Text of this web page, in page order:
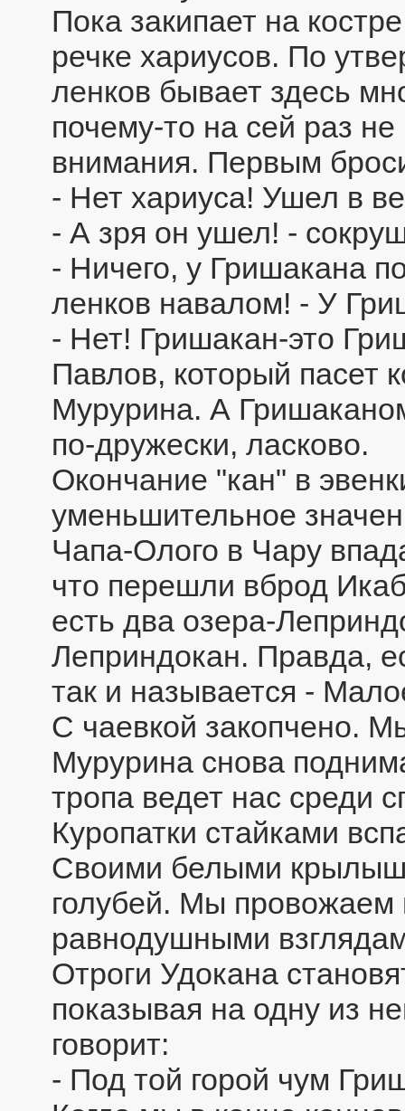
Пока закипает на
речке хариусов. По
ленков бывает здесь
почему-то на сей раз
внимания. Первым
- Нет хариуса! Ушел в
- А зря он ушел! -
- Ничего, у Гришакана
ленков навалом! - У
- Нет! Гришакан-это
Павлов, который пасет
Мурурина. А
по-дружески, ласково.
Окончание "кан" в
уменьшительное
Чапа-Олого в Чару
что перешли вброд
есть два озера-
Леприндокан. Правда,
так и называется -
С чаевкой закопчено.
Мурурина снова
тропа ведет нас среди
Куропатки стайками
Своими белыми
голубей. Мы
равнодушными
Отроги Удокана
показывая на одну из
говорит:
- Под той горой чум